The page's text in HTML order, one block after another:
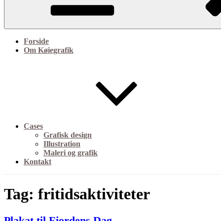
Forside
Om Køiegrafik
Cases
Grafisk design
Illustration
Maleri og grafik
Kontakt
Tag: fritidsaktiviteter